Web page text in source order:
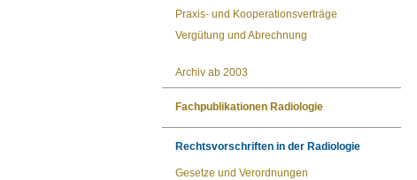
Praxis- und Kooperationsverträge
Vergütung und Abrechnung
Archiv ab 2003
Fachpublikationen Radiologie
Rechtsvorschriften in der Radiologie
Gesetze und Verordnungen